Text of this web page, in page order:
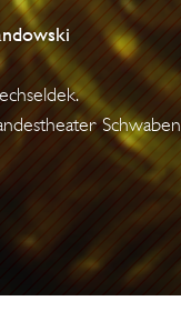
Schwaben